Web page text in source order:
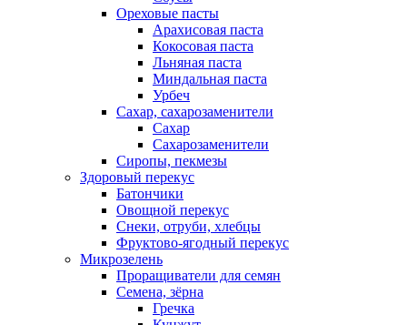
Ореховые пасты
Арахисовая паста
Кокосовая паста
Льняная паста
Миндальная паста
Урбеч
Сахар, сахарозаменители
Сахар
Сахарозаменители
Сиропы, пекмезы
Здоровый перекус
Батончики
Овощной перекус
Снеки, отруби, хлебцы
Фруктово-ягодный перекус
Микрозелень
Проращиватели для семян
Семена, зёрна
Гречка